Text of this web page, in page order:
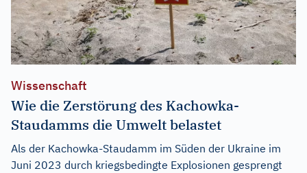
Wissenschaft
Wie die Zerstörung des Kachowka-
Staudamms die Umwelt belastet
Als der Kachowka-Staudamm im Süden der Ukraine im
Juni 2023 durch kriegsbedingte Explosionen gesprengt